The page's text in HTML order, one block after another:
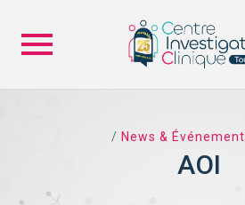
/ News &
TAG AOI